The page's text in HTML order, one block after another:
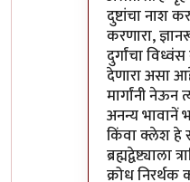
दुष्टांचा नाश
करणारा,
दुर्गांचा
देणारा असा
मार्गांनी नेऊन
अनन्य भावानें
किंवा क्लेश हे
ब्रह्मद्वेष्ट्याला
क्रोध निरर्थक